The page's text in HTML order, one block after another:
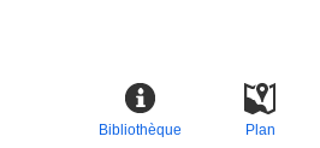
Plan
Bibliothèque